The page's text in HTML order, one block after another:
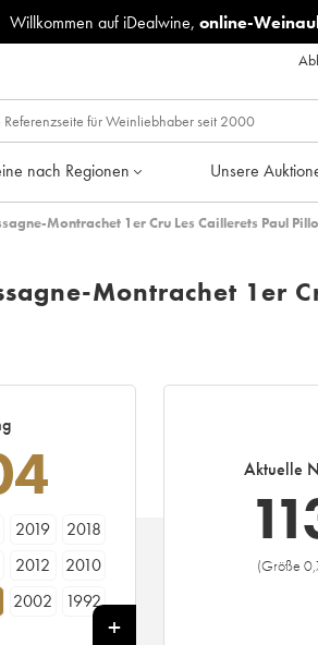
Willkommen auf iDealwine, online-
nach Regionen Unsere
Montrachet 1er Cru Les Caillerets Paul
Montrachet 1er
2019
2018
2012
2010
2002
1992
Aktuelle
(Größe